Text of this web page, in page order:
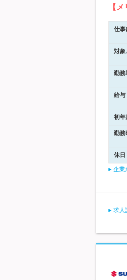
【
仕事
対象
勤務
給与
初年
勤務
休日
企業
求人